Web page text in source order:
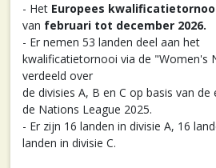
- Het Europees
van februari tot december 2026.
- Er nemen 53 landen deel aan het
kwalificatietornooi via de "Women's
verdeeld over
de divisies A, B en C op basis van de
de Nations League 2025.
- Er zijn 16 landen in divisie A, 16
landen in divisie C.